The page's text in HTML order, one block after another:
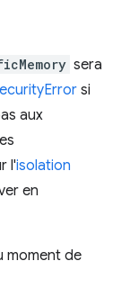
sera
si
aux
l'isolation
en
moment de